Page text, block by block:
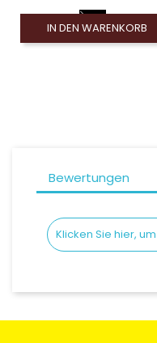
IN DEN WARENKORB
Bewertungen
Klicken Sie hier,